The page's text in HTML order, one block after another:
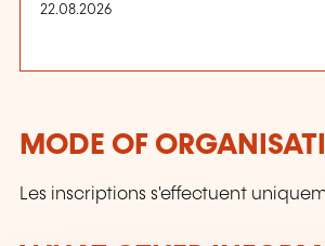
22.08.2026
MODE OF
Les inscriptions s'effectuent